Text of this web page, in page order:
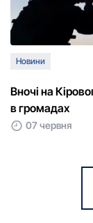
Новини
Вночі на
в громадах
07 червня